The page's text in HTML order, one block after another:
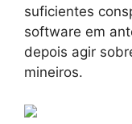
suficientes
software em
depois agir
mineiros.